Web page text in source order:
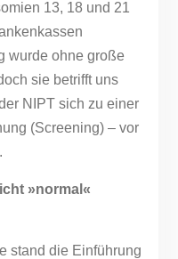
13, 18 und 21
wurde ohne große
sie betrifft uns
NIPT sich zu einer
(Screening) – vor
»normal«
stand die Einführung